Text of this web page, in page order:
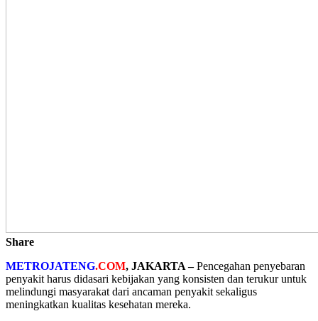
Share
METROJATENG.COM, JAKARTA –Pencegahan penyebaran
penyakit harus didasari kebijakan yang konsisten dan terukur untuk
melindungi masyarakat dari ancaman penyakit sekaligus
meningkatkan kualitas kesehatan mereka.